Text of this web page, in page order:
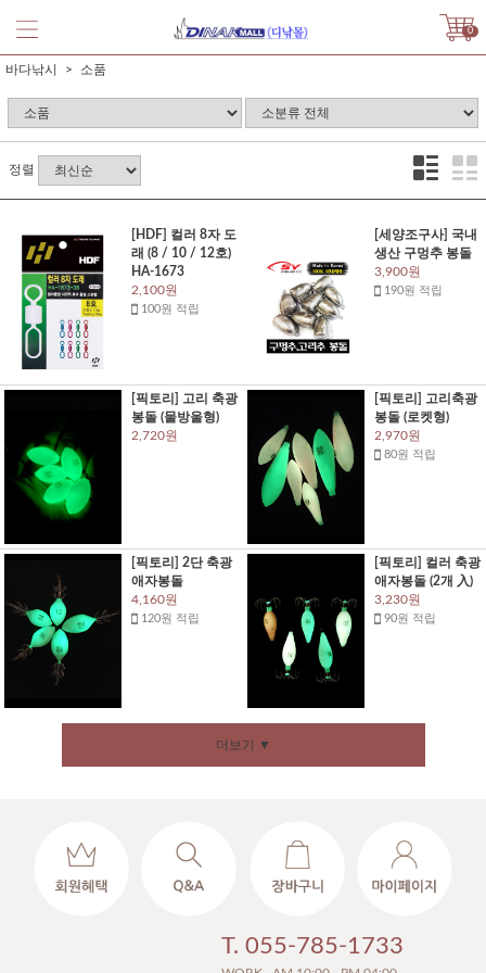
0
바다낚시 소품
정렬
[HDF] 컬러 8자 도
래 (8 / 10 / 12호)
HA-1673
2,100원
100원 적립
[세양조구사] 국내
생산 구멍추 봉돌
3,900원
190원 적립
[픽토리] 고리 축광
봉돌 (물방울형)
2,720원
[픽토리] 고리축광
봉돌 (로켓형)
2,970원
80원 적립
[픽토리] 2단 축광
애자봉돌
4,160원
120원 적립
[픽토리] 컬러 축광
애자봉돌 (2개 入)
3,230원
90원 적립
더보기 ▼
T. 055-785-1733